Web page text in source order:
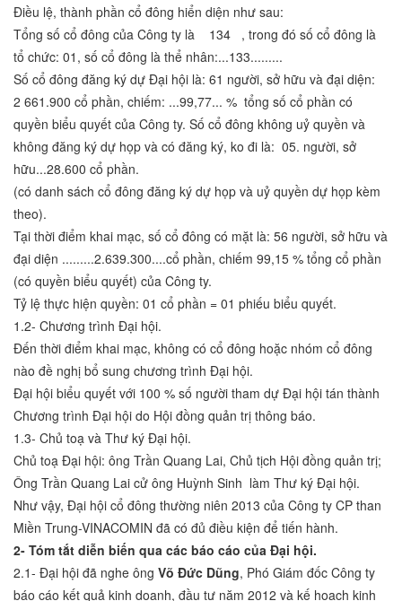
Điều lệ, thành phần cổ đông hiển diện như sau:
Tổng số cổ đông của Công ty là 134 , trong đó số cổ đông là
tổ chức: 01, số cổ đông là thể nhân:...133.........
Số cổ đông đăng ký dự Đại hội là: 61 người, sở hữu và đại diện:
2 661.900 cổ phần, chiếm: ...99,77... % tổng số cổ phần có
quyền biểu quyết của Công ty. Số cổ đông không uỷ quyền và
không đăng ký dự họp và có đăng ký, ko đi là: 05. người, sở
hữu...28.600 cổ phần.
(có danh sách cổ đông đăng ký dự họp và uỷ quyền dự họp kèm
theo).
Tại thời điểm khai mạc, số cổ đông có mặt là: 56 người, sở hữu và
đại diện .........2.639.300....cổ phần, chiếm 99,15 % tổng cổ phần
(có quyền biểu quyết) của Công ty.
Tỷ lệ thực hiện quyền: 01 cổ phần = 01 phiếu biểu quyết.
1.2- Chương trình Đại hội.
Đến thời điểm khai mạc, không có cổ đông hoặc nhóm cổ đông
nào đề nghị bổ sung chương trình Đại hội.
Đại hội biểu quyết với 100 % số người tham dự Đại hội tán thành
Chương trình Đại hội do Hội đồng quản trị thông báo.
1.3- Chủ toạ và Thư ký Đại hội.
Chủ toạ Đại hội: ông Trần Quang Lai, Chủ tịch Hội đồng quản trị;
Ông Trần Quang Lai cử ông Huỳnh Sinh làm Thư ký Đại hội.
Như vậy, Đại hội cổ đông thường niên 2013 của Công ty CP than
Miền Trung-VINACOMIN đã có đủ điều kiện để tiến hành.
2- Tóm tắt diễn biến qua các báo cáo của Đại hội.
2.1- Đại hội đã nghe ông Võ Đức Dũng, Phó Giám đốc Công ty
báo cáo kết quả kinh doanh, đầu tư năm 2012 và kế hoạch kinh